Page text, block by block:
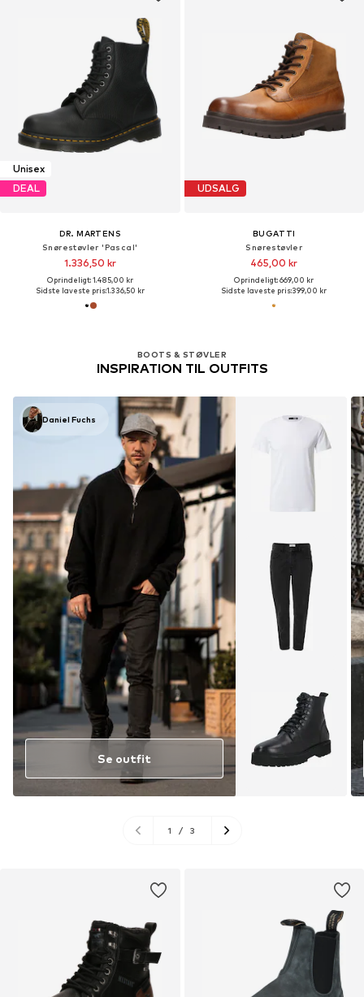
Unisex
DEAL
DR. MARTENS
Snørestøvler 'Pascal'
1.336,50 kr
Oprindeligt: 1.485,00 kr
Sidste laveste pris:1.336,50 kr
UDSALG
BUGATTI
Snørestøvler
465,00 kr
Oprindeligt: 669,00 kr
Sidste laveste pris:399,00 kr
BOOTS & STØVLER
INSPIRATION TIL OUTFITS
Daniel Fuchs
Se outfit
1 / 3